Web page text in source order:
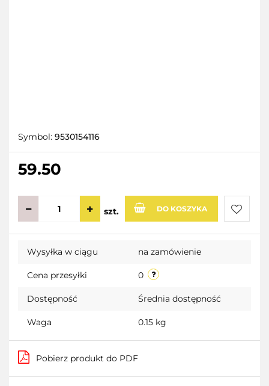
Symbol: 9530154116
59.50
szt. DO KOSZYKA
Do
Wysyłka w ciągu na zamówienie
Cena przesyłki 0
Dostępność Średnia dostępność
Waga 0.15 kg
Pobierz produkt do PDF